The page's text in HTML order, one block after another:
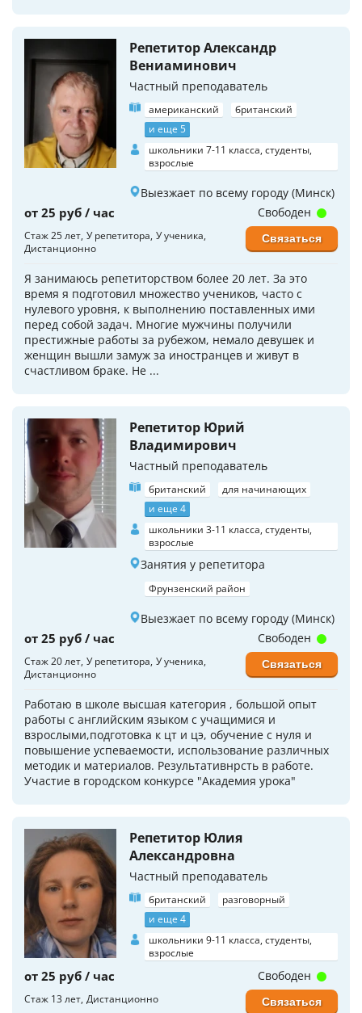
Репетитор Александр
Вениаминович
Частный преподаватель
американский
британский
и еще 5
школьники 7-11 класса, студенты,
взрослые
Выезжает по всему городу (Минск)
от 25 руб / час
Стаж 25 лет У репетитора У ученика
Дистанционно
Я занимаюсь репетиторством более 20 лет. За это
время я подготовил множество учеников, часто с
нулевого уровня, к выполнению поставленных ими
перед собой задач. Многие мужчины получили
престижные работы за рубежом, немало девушек и
женщин вышли замуж за иностранцев и живут в
счастливом браке. Не ...
Свободен
Связаться
Репетитор Юрий
Владимирович
Частный преподаватель
британский
для начинающих
и еще 4
школьники 3-11 класса, студенты,
взрослые
Занятия у репетитора
Фрунзенский район
Выезжает по всему городу (Минск)
от 25 руб / час
Стаж 20 лет У репетитора У ученика
Дистанционно
Работаю в школе высшая категория , большой опыт
работы с английским языком с учащимися и
взрослыми,подготовка к цт и цэ, обучение с нуля и
повышение успеваемости, использование различных
методик и материалов. Результативнрсть в работе.
Участие в городском конкурсе "Академия урока"
Свободен
Связаться
Репетитор Юлия
Александровна
Частный преподаватель
британский
разговорный
и еще 4
школьники 9-11 класса, студенты,
взрослые
от 25 руб / час
Стаж 13 лет Дистанционно
Свободен
Связаться